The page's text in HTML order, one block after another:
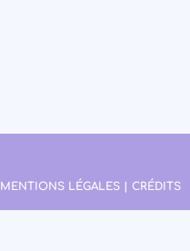
MENTIONS LÉGALES | CRÉDITS